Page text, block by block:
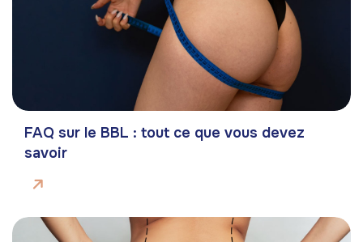
FAQ sur le BBL : tout ce que vous devez
savoir